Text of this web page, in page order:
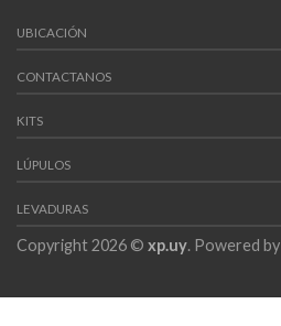
UBICACIÓN
CONTACTANOS
KITS
LÚPULOS
LEVADURAS
Copyright 2026 © xp.uy. Powered by